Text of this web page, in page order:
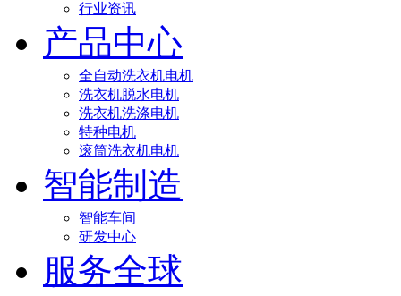
行业资讯
产品中心
全自动洗衣机电机
洗衣机脱水电机
洗衣机洗涤电机
特种电机
滚筒洗衣机电机
智能制造
智能车间
研发中心
服务全球